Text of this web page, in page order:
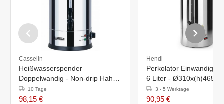
Casselin
Heißwasserspender
Doppelwandig - Non-drip Hahn -
6,8 Liter - Ø225x(h)395mm
10 Tage
98,15 €
Hendi
Perkolator Einwandig
6 Liter -
Tassen - XXL ANGEBOT
3 - 5 Werktage
90,95 €